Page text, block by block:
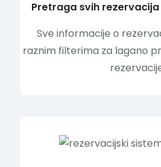
Pretraga svih
Sve informacije o
raznim filterima za lagano